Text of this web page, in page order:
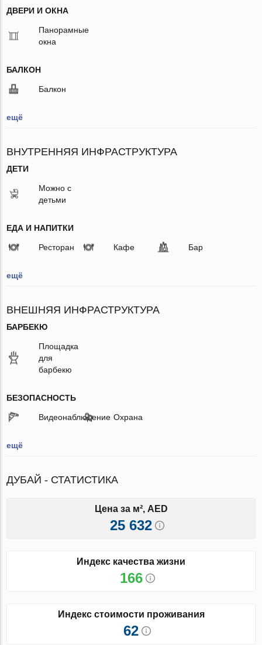
ДВЕРИ И ОКНА
Панорамные
окна
БАЛКОН
Балкон
ещё
ВНУТРЕННЯЯ ИНФРАСТРУКТУРА
ДЕТИ
Можно с
детьми
ЕДА И НАПИТКИ
Ресторан Кафе Бар
ещё
ВНЕШНЯЯ ИНФРАСТРУКТУРА
БАРБЕКЮ
Площадка
для
барбекю
БЕЗОПАСНОСТЬ
Видеонаблюдение Охрана
ещё
ДУБАЙ - СТАТИСТИКА
Цена за м², AED
25 632
Индекс качества жизни
166
Индекс стоимости проживания
62